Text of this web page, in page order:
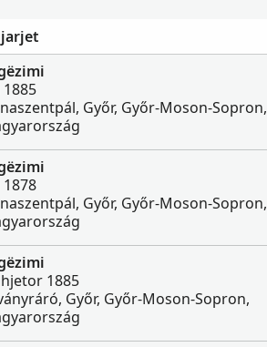
Győr, Győr-Moson-Sopron,
Győr, Győr-Moson-Sopron,
1885
Győr, Győr-Moson-Sopron,